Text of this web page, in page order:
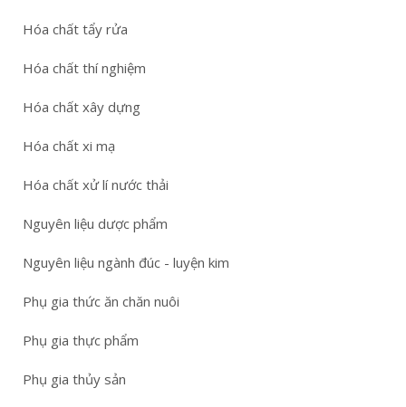
Hóa chất tẩy rửa
Hóa chất thí nghiệm
Hóa chất xây dựng
Hóa chất xi mạ
Hóa chất xử lí nước thải
Nguyên liệu dược phẩm
Nguyên liệu ngành đúc - luyện kim
Phụ gia thức ăn chăn nuôi
Phụ gia thực phẩm
Phụ gia thủy sản